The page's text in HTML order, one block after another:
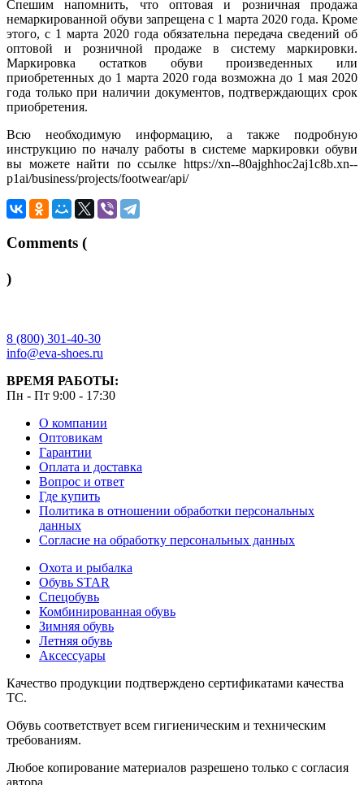
Спешим напомнить, что оптовая и розничная продажа
немаркированной обуви запрещена с 1 марта 2020 года. Кроме
этого, с 1 марта 2020 года обязательна передача сведений об
оптовой и розничной продаже в систему маркировки.
Маркировка остатков обуви произведенных или
приобретенных до 1 марта 2020 года возможна до 1 мая 2020
года только при наличии документов, подтверждающих срок
приобретения.
Всю необходимую информацию, а также подробную
инструкцию по началу работы в системе маркировки обуви
вы можете найти по ссылке https://xn--80ajghhoc2aj1c8b.xn--
p1ai/business/projects/footwear/api/
Comments (
)
8 (800) 301-40-30
info@eva-shoes.ru
ВРЕМЯ РАБОТЫ:
Пн - Пт 9:00 - 17:30
О компании
Оптовикам
Гарантии
Оплата и доставка
Вопрос и ответ
Где купить
Политика в отношении обработки персональных
данных
Согласие на обработку персональных данных
Охота и рыбалка
Обувь STAR
Спецобувь
Комбинированная обувь
Зимняя обувь
Летняя обувь
Аксессуары
Качество продукции подтверждено сертификатами качества
ТС.
Обувь соответствует всем гигиеническим и техническим
требованиям.
Любое копирование материалов разрешено только с согласия